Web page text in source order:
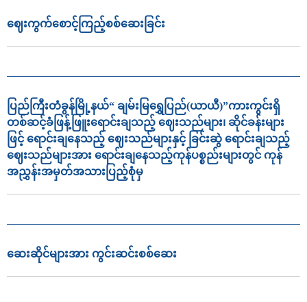
ဈေးကွက်စောင့်ကြည့်စစ်ဆေးခြင်း
ပြည်ကြီးတံခွန်မြို့နယ်“ ချမ်းမြရွှေပြည်(ယာယီ)”ကားကွင်းရှိ
တစ်ဆင့်ခံဖြန့်ဖြူးရောင်းချသည့် ဈေးသည်များ၊ ဆိုင်ခန်းများ
ဖြင့် ရောင်းချနေသည့် ဈေးသည်များနှင့် ခြင်းဆွဲ ရောင်းချသည့်
ဈေးသည်များအား ရောင်းချနေသည့်ကုန်ပစ္စည်းများတွင် ကုန်
အညွှန်းအမှတ်အသားပြည့်စုံမှ
ဆေးဆိုင်များအား ကွင်းဆင်းစစ်ဆေး